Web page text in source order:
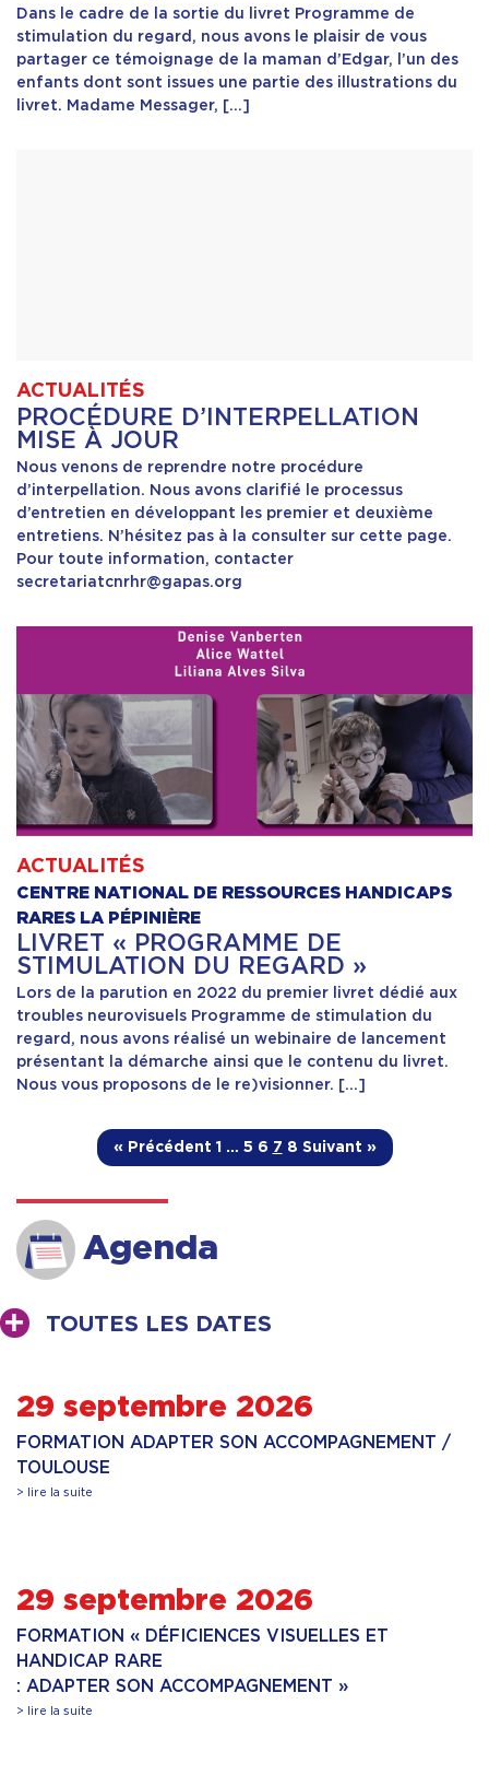
Dans le cadre de la sortie du livret Programme de
stimulation du regard, nous avons le plaisir de vous
partager ce témoignage de la maman d’Edgar, l’un des
enfants dont sont issues une partie des illustrations du
livret. Madame Messager, […]
ACTUALITÉS
PROCÉDURE D’INTERPELLATION
MISE À JOUR
Nous venons de reprendre notre procédure
d’interpellation. Nous avons clarifié le processus
d’entretien en développant les premier et deuxième
entretiens. N’hésitez pas à la consulter sur cette page.
Pour toute information, contacter
secretariatcnrhr@gapas.org
ACTUALITÉS
CENTRE NATIONAL DE RESSOURCES HANDICAPS
RARES LA PÉPINIÈRE
LIVRET « PROGRAMME DE
STIMULATION DU REGARD »
Lors de la parution en 2022 du premier livret dédié aux
troubles neurovisuels Programme de stimulation du
regard, nous avons réalisé un webinaire de lancement
présentant la démarche ainsi que le contenu du livret.
Nous vous proposons de le re)visionner. […]
« Précédent 1 … 5 6 7 8 Suivant »
Agenda
TOUTES LES DATES
29 septembre 2026
FORMATION ADAPTER SON ACCOMPAGNEMENT /
TOULOUSE
> lire la suite
29 septembre 2026
FORMATION « DÉFICIENCES VISUELLES ET
HANDICAP RARE
: ADAPTER SON ACCOMPAGNEMENT »
> lire la suite